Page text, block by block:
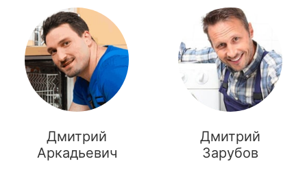
Дмитрий
Аркадьевич
Дмитрий
Зарубов